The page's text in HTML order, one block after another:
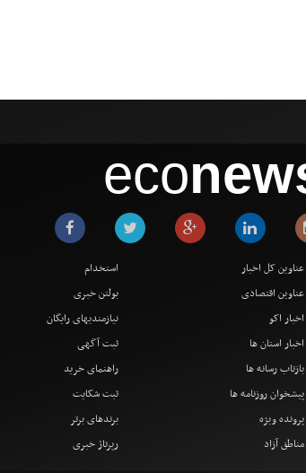
eco
عناوین کل اخبار
عناوین اقتصادی
اخبار اکو
اخبار استان ها
بازتاب رسانه ها
پیشخوان روزنامه ها
پرونده ویژه
مناطق آزاد
استخدام
بولتن خبری
نیازمندیهای رایگان
ثبت آگهی
راهنمای خرید
ثبت شکایت
برندهای برتر
رپرتاژ خبری